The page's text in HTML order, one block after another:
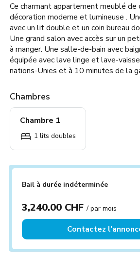
Ce charmant appartement meublé de
décoration moderne et lumineuse .
avec un lit double et un coin bureau
Une grand salon avec accès sur un
à manger. Une salle-de-bain avec
équipée avec lave linge et lave-
nations-Unies et à 10 minutes de la
Chambres
Chambre 1
1 lits doubles
Bail à durée indéterminée
3,240.00 CHF/ par mois
Contactez